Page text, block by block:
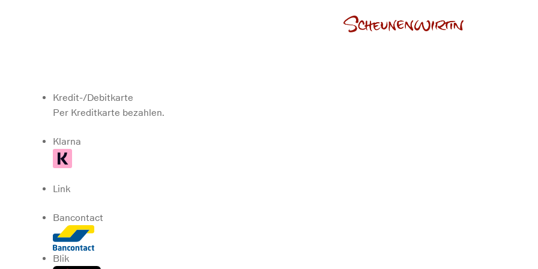
Kredit-/Debitkarte
Per Kreditkarte bezahlen.
Klarna
Link
Bancontact
Blik